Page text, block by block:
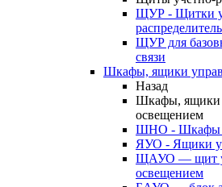
ЩУР - Щитки
ЩУР для
связи
Шкафы, ящики
Назад
Шкафы, ящики
освещением
ШНО - Шкафы
ЯУО - Ящики
ЩАУО — щит
освещением